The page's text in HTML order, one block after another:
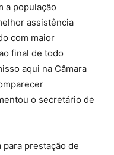
a população
assistência
com maior
final de todo
aqui na Câmara
o secretário de
prestação de